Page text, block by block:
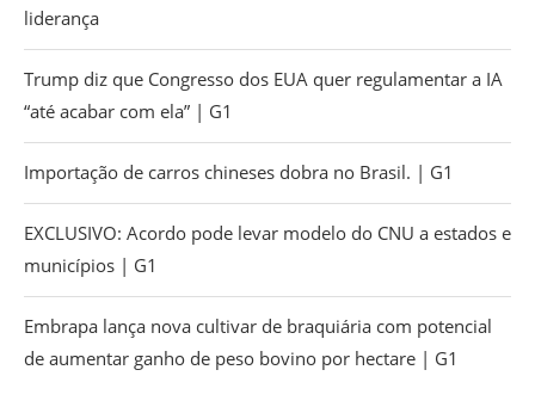
liderança
Trump diz que Congresso dos EUA quer regulamentar a IA
“até acabar com ela” | G1
Importação de carros chineses dobra no Brasil. | G1
EXCLUSIVO: Acordo pode levar modelo do CNU a estados e
municípios | G1
Embrapa lança nova cultivar de braquiária com potencial
de aumentar ganho de peso bovino por hectare | G1